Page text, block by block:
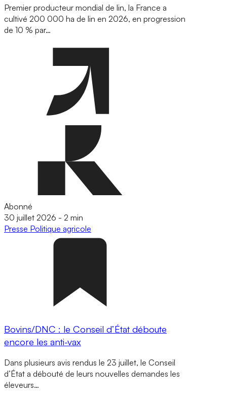
Premier producteur mondial de lin, la France a
cultivé 200 000 ha de lin en 2026, en progression
de 10 % par…
Abonné
30 juillet 2026 - 2 min
Presse Politique agricole
Bovins/DNC : le Conseil d’État déboute
encore les anti-vax
Dans plusieurs avis rendus le 23 juillet, le Conseil
d’État a débouté de leurs nouvelles demandes les
éleveurs…